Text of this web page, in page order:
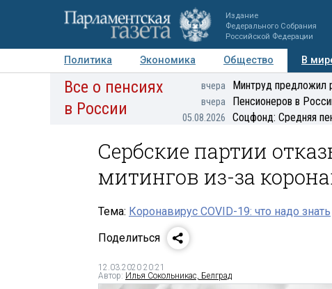
Издание
Федерального Собрания
Российской Федерации
Политика Экономика Общество В
Авторы Персоны Мнения Регионы
Все о пенсиях
в России
вчера Минтруд предложил
вчера Пенсионеров в
05.08.2026 Соцфонд: Средняя
Сербские партии
митингов из-за
Тема: Коронавирус COVID-19: что надо знать
Поделиться
12.03.2020 20:21
Автор: Илья Сокольникас, Белград